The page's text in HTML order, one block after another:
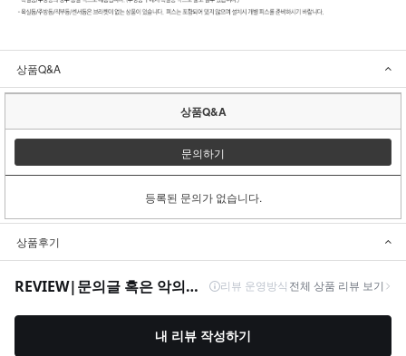
상품Q&A
상품Q&A
문의하기
등록된 문의가 없습니다.
상품후기